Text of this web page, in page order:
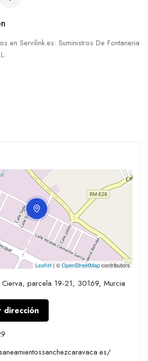
en Servilink.es: Suministros De Fontaneria
Leaflet | ©OpenStreetMapcontributors
Cierva, parcela 19-21, 30169, Murcia
dirección